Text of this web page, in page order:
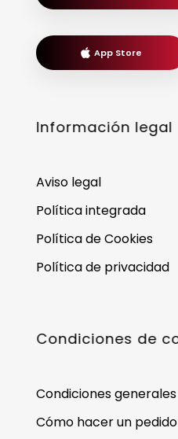
App Store
Información legal
Aviso legal
Política integrada
Política de Cookies
Política de privacidad
Condiciones de
Condiciones generales
Cómo hacer un pedido